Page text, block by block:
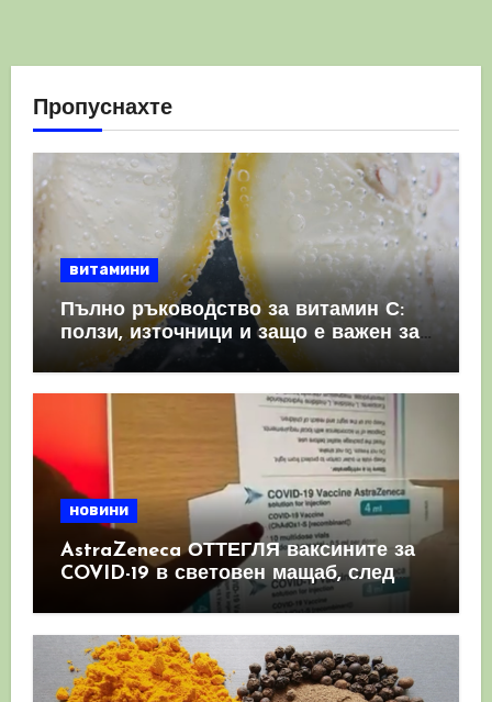
Пропуснахте
витамини
Пълно ръководство за витамин С:
ползи, източници и защо е важен за
имунната система
новини
AstraZeneca ОТТЕГЛЯ ваксините за
COVID-19 в световен мащаб, след
като призна, че те причиняват